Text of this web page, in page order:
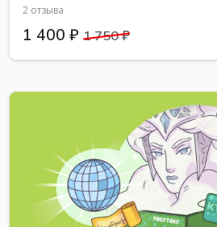
2 отзыва
1 400 ₽ 1 750 ₽